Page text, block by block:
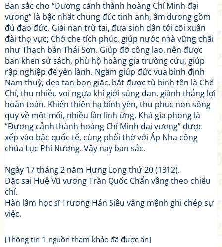
Ban sắc cho “Đương cảnh thành hoàng Chí Minh đại
vương” là bậc nhất chung đúc tinh anh, âm dương gồm
đủ đạo đức. Giải nạn trừ tai, đưa sinh dân tới cõi xuân
đài thọ vực; Chở che tích phúc, giúp nước nhà vững chãi
như Thạch bàn Thái Sơn. Giúp đỡ công lao, nên được
ban khen sử sách, phù hộ hoàng gia trường cửu, giúp
rập nghiệp đế yên lành. Ngầm giúp đức vua bình định
Nam thuỳ, dẹp tan bọn giặc, bắt được tù binh tên là Chế
Chí, thu nhiều voi ngựa khí giới súng đạn, giành thắng lợi
hoàn toàn. Khiến thiên hạ bình yên, thu phục non sông
quy về một mối, nhiều lần linh ứng. Khá gia phong là
“Đương cảnh thành hoàng Chí Minh đại vương” được
xếp vào bậc quốc tế, cùng phối thờ với Áp Nha công
chúa Lục Phi Nương. Vậy nay ban sắc.
Ngày 17 tháng 2 năm Hưng Long thứ 20 (1312).
Đặc sai Huệ Vũ vương Trần Quốc Chẩn vâng theo chiếu
chỉ.
Hàn lâm học sĩ Trương Hán Siêu vâng mệnh ghi chép sự
việc.
[Thông tin 1 nguồn tham khảo đã được ẩn]